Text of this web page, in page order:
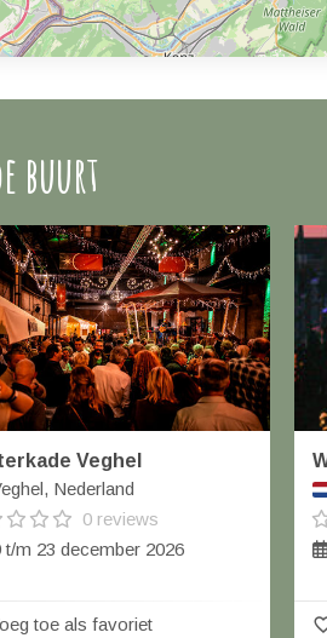
buurt
Veghel
Nederland
0 reviews
t/m 23 december 2026
toe als favoriet